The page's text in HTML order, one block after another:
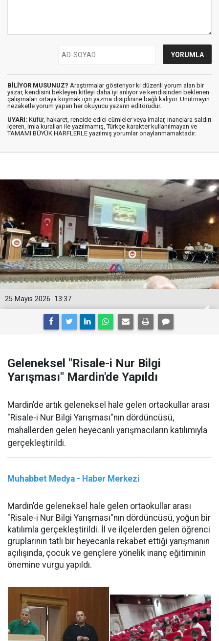
BİLİYOR MUSUNUZ? Araştırmalar gösteriyor ki düzenli yorum alan bir
yazar, kendisini bekleyen kitleyi daha iyi anlıyor ve kendisinden beklenen
çalışmaları ortaya koymak için yazma disiplinine bağlı kalıyor. Unutmayın
nezaketle yorum yapan her okuyucu yazarın editörüdür.
UYARI: Küfür, hakaret, rencide edici cümleler veya imalar, inançlara saldırı
içeren, imla kuralları ile yazılmamış, Türkçe karakter kullanılmayan ve
TAMAMI BÜYÜK HARFLERLE yazılmış yorumlar onaylanmamaktadır.
13:37
25 Mayıs 2026
Geleneksel "Risale-i Nur Bilgi
Yarışması" Mardin'de Yapıldı
Mardin’de artık geleneksel hale gelen ortaokullar arası
"Risale-i Nur Bilgi Yarışması"nın dördüncüsü,
mahallerden gelen heyecanlı yarışmacıların katılımıyla
gerçekleştirildi.
Muhabbet Medya - Haber Merkezi
Mardin’de geleneksel hale gelen ortaokullar arası
"Risale-i Nur Bilgi Yarışması"nın dördüncüsü, yoğun bir
katılımla gerçekleştirildi. İl ve ilçelerden gelen öğrenci
gruplarının tatlı bir heyecanla rekabet ettiği yarışmanın
açılışında, çocuk ve gençlere yönelik inanç eğitiminin
önemine vurgu yapıldı.